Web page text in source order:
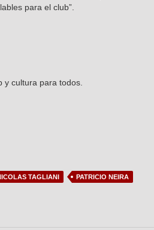
para el club”.
cultura para todos.
TAGLIANI
PATRICIO NEIRA